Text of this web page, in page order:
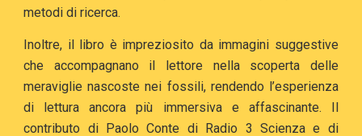
metodi di ricerca.
Inoltre, il libro è impreziosito da immagini suggestive
che accompagnano il lettore nella scoperta delle
meraviglie nascoste nei fossili, rendendo l’esperienza
di lettura ancora più immersiva e affascinante. Il
contributo di Paolo Conte di Radio 3 Scienza e di